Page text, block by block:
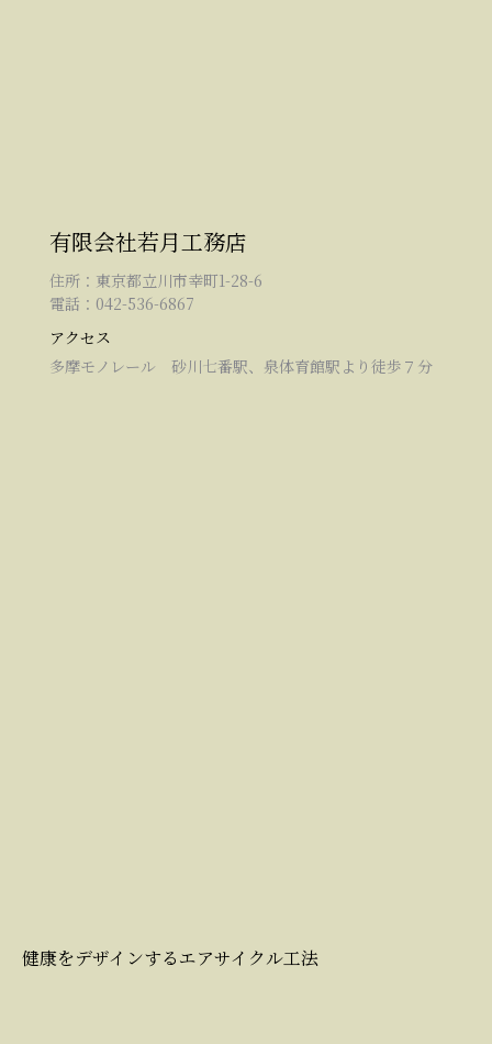
有限会社若月工務店
住所：東京都立川市幸町1-28-6
電話：042-536-6867
アクセス
多摩モノレール 砂川七番駅、泉体育館駅より徒歩７分
健康をデザインするエアサイクル工法